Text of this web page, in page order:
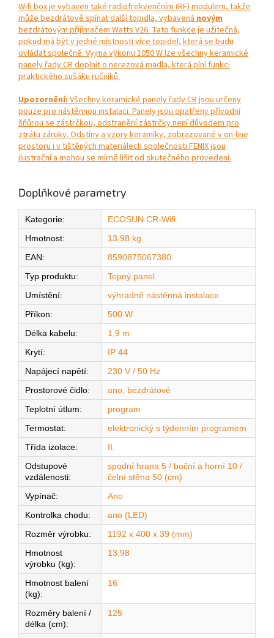
Wifi box je vybaven také radiofrekvenčním (RF) modulem, takže
může bezdrátově spínat další topidla, vybavenánovým
bezdrátovým přijímačem Watts V26. Tato funkce je užitečná,
pokud má být v jedné místnosti více topidel, která se budu
ovládat společně. Vyjma výkonu 1050 W lze všechny keramické
panely řady CR doplnit o nerezová madla, která plní funkci
praktického sušáku ručníků.
Upozornění:Všechny keramické panely řady CR jsou určeny
pouze pro nástěnnou instalaci. Panely jsou opatřeny přívodní
šňůrou se zástrčkou, odstranění zástrčky není důvodem pro
ztrátu záruky. Odstíny a vzory keramiky, zobrazované v on-line
prostoru i v tištěných materiálech společnosti FENIX jsou
ilustrační a mohou se mírně lišit od skutečného provedení.
Doplňkové parametry
Kategorie:
ECOSUN CR-Wifi
Hmotnost:
13.98 kg
EAN:
8590875067380
Typ produktu:
Topný panel
Umístění:
výhradně nástěnná instalace
Příkon:
500 W
Délka kabelu:
1,9 m
Krytí:
IP 44
Napájecí napětí:
230 V / 50 Hz
Prostorové čidlo:
ano, bezdrátové
Teplotní útlum:
program
Termostat:
elektronický s týdenním programem
Třída izolace:
II.
Odstupové
vzdálenosti:
spodní hrana 5 / boční a horní 10 /
čelní stěna 50 (cm)
Vypínač:
Ano
Kontrolka chodu:
ano (LED)
Rozměr výrobku:
1192 x 400 x 39 (mm)
Hmotnost
výrobku (kg):
13,98
Hmotnost balení
(kg):
16
Rozměry balení /
délka (cm):
125